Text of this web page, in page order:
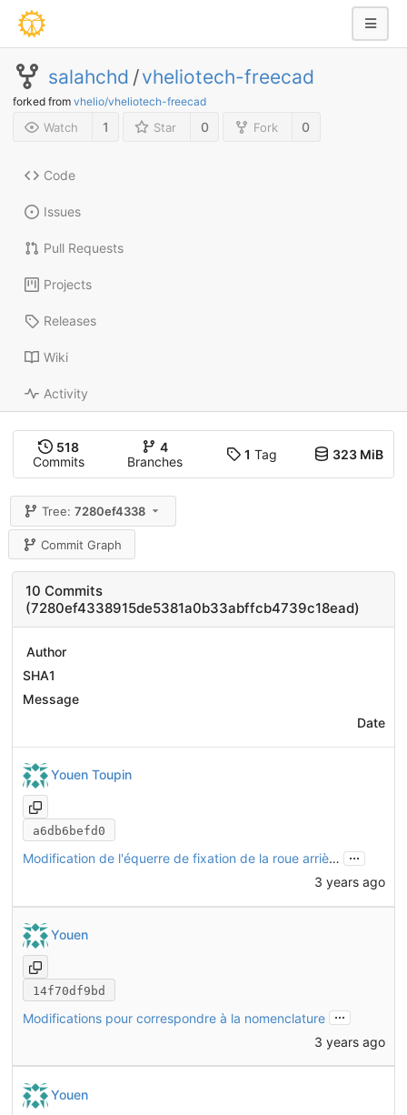
salahchd /vheliotech-freecad
forked from vhelio/vheliotech-freecad
Watch 1 Star 0 Fork 0
Code
Issues
Pull Requests
Projects
Releases
Wiki
Activity
518
Commits
4
Branches
1 Tag 323 MiB
Tree:7280ef4338
Commit Graph
10 Commits
(7280ef4338915de5381a0b33abffcb4739c18ead)
Author
SHA1
Message
Date
Youen Toupin
a6db6befd0
Modification de l'équerre de fixation de la roue arrière CHO13
...
3 years ago
Youen
14f70df9bd
Modifications pour correspondre à la nomenclature ...
3 years ago
Youen